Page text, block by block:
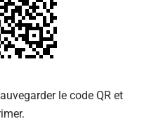
le code QR et